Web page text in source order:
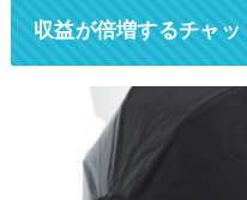
収益が倍増するチャ